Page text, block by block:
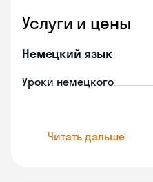
Услуги и цены
Немецкий язык
Уроки немецкого
Читать дальше